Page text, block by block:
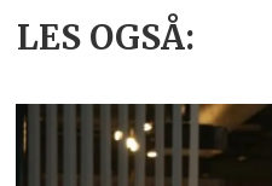
LES OGSÅ: